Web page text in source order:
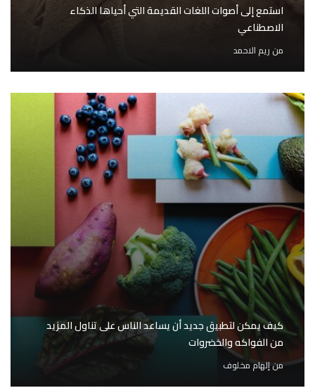
استمع إلى أصوات اللغات القديمة التي أحياها الذكاء
الاصطناعي
من ريم الاحمد
كيف يمكن لتطبيق جديد أن يساعد الناس على تناول المزيد
من الفواكه والخضروات
منإلهام مخلوف